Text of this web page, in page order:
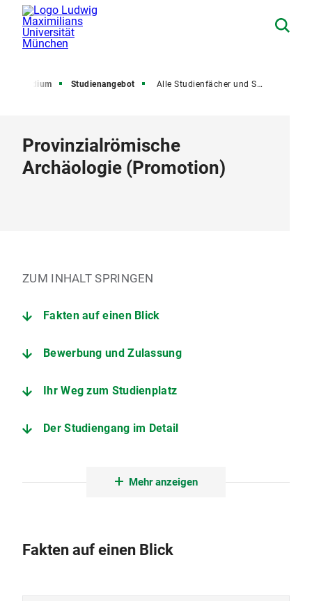
Studium Studienangebot Alle Studienfächer und Studiengänge
Provinzialrömische
Archäologie (Promotion)
ZUM INHALT SPRINGEN
Fakten auf einen Blick
Bewerbung und Zulassung
Ihr Weg zum Studienplatz
Der Studiengang im Detail
Mehr anzeigen
Fakten auf einen Blick